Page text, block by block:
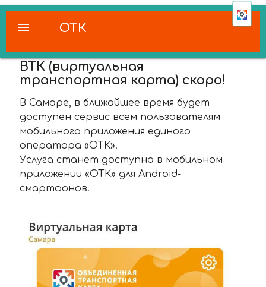
ОТК
menu
ВТК (виртуальная
транспортная карта) скоро!
В Самаре, в ближайшее время будет
доступен сервис всем пользователям
мобильного приложения единого
оператора «ОТК».
Услуга станет доступна в мобильном
приложении «ОТК» для Android-
смартфонов.